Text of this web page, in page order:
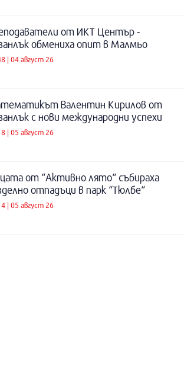
от ИКТ Център -
обмениха опит в Малмьо
| 04 август 26
Валентин Кирилов от
с нови международни успехи
| 05 август 26
от “Активно лято“ събираха
отпадъци в парк “Тюлбе“
| 05 август 26